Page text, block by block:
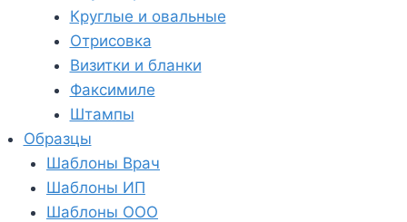
Круглые и овальные
Отрисовка
Визитки и бланки
Факсимиле
Штампы
Образцы
Шаблоны Врач
Шаблоны ИП
Шаблоны ООО